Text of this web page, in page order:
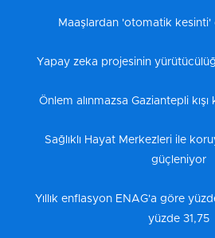
Maaşlardan 'otomatik kesinti'
Yapay zeka projesinin
Önlem alınmazsa Gaziantepli
Sağlıklı Hayat Merkezleri ile
güçleniyor
Yıllık enflasyon ENAG'a göre
yüzde 31,75